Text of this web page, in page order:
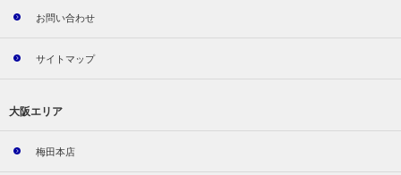
お問い合わせ
サイトマップ
大阪エリア
梅田本店